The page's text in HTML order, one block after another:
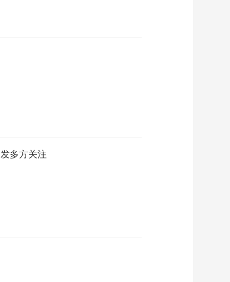
多方关注​